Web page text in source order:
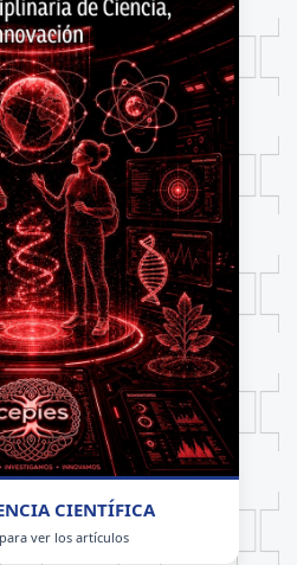
CIENTÍFICA
ver los artículos